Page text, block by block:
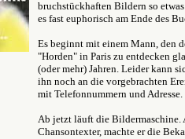
bruchstückhaften Bildern so
es fast euphorisch am Ende des
Es beginnt mit einem Mann, den
"Horden" in Paris zu entdecken
(oder mehr) Jahren. Leider kann
ihn noch an die vorgebrachten
mit Telefonnummern und Adresse.
Ab jetzt läuft die Bildermaschine.
Chansontexter, machte er die